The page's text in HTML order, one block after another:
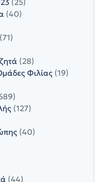
(40)
(71)
(28)
Φιλίας (19)
(127)
(40)
(44)